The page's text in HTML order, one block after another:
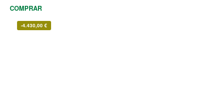
COMPRAR
-4.430,00 €